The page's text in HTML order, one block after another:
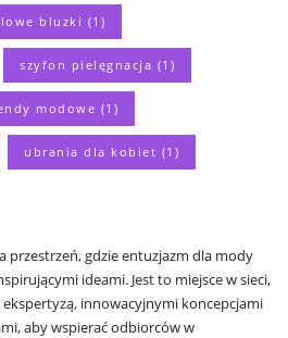
bluzki (1)
szyfon pielęgnacja (1)
modowe (1)
ubrania dla kobiet (1)
przestrzeń, gdzie entuzjazm dla mody
ideami. Jest to miejsce w sieci,
innowacyjnymi koncepcjami
aby wspierać odbiorców w